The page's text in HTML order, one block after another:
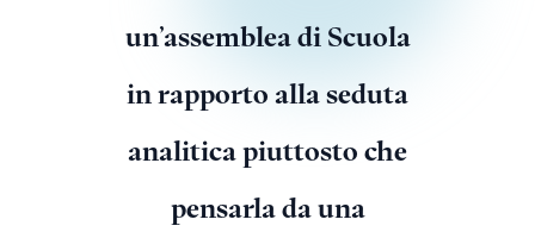
un’assemblea di Scuola
in rapporto alla seduta
analitica piuttosto che
pensarla da una